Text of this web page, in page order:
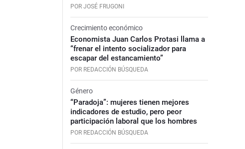
POR JOSÉ FRUGONI
Crecimiento económico
Economista Juan Carlos Protasi llama a
“frenar el intento socializador para
escapar del estancamiento”
POR REDACCIÓN BÚSQUEDA
Género
“Paradoja”: mujeres tienen mejores
indicadores de estudio, pero peor
participación laboral que los hombres
POR REDACCIÓN BÚSQUEDA